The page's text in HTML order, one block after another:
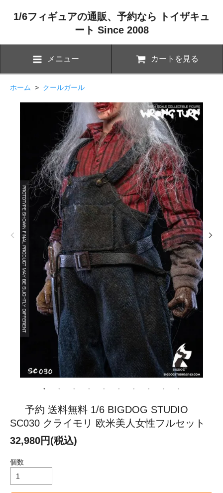
1/6フィギュアの通販、予約なら トイザキュ
ート Since 2008
メニュー カートを見る
ホーム > クールガール
予約 送料無料 1/6 BIGDOG STUDIO
SC030 クライモリ 欧米美人女性フルセット
32,980円(税込)
個数